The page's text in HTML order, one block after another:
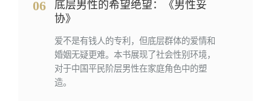
06
底层男性的希望绝望：《男性妥
协》
爱不是有钱人的专利，但底层群体的爱情和
婚姻无疑更难。本书展现了社会性别环境，
对于中国平民阶层男性在家庭角色中的塑
造。